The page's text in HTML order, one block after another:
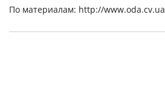
По материалам: http://www.oda.cv.ua